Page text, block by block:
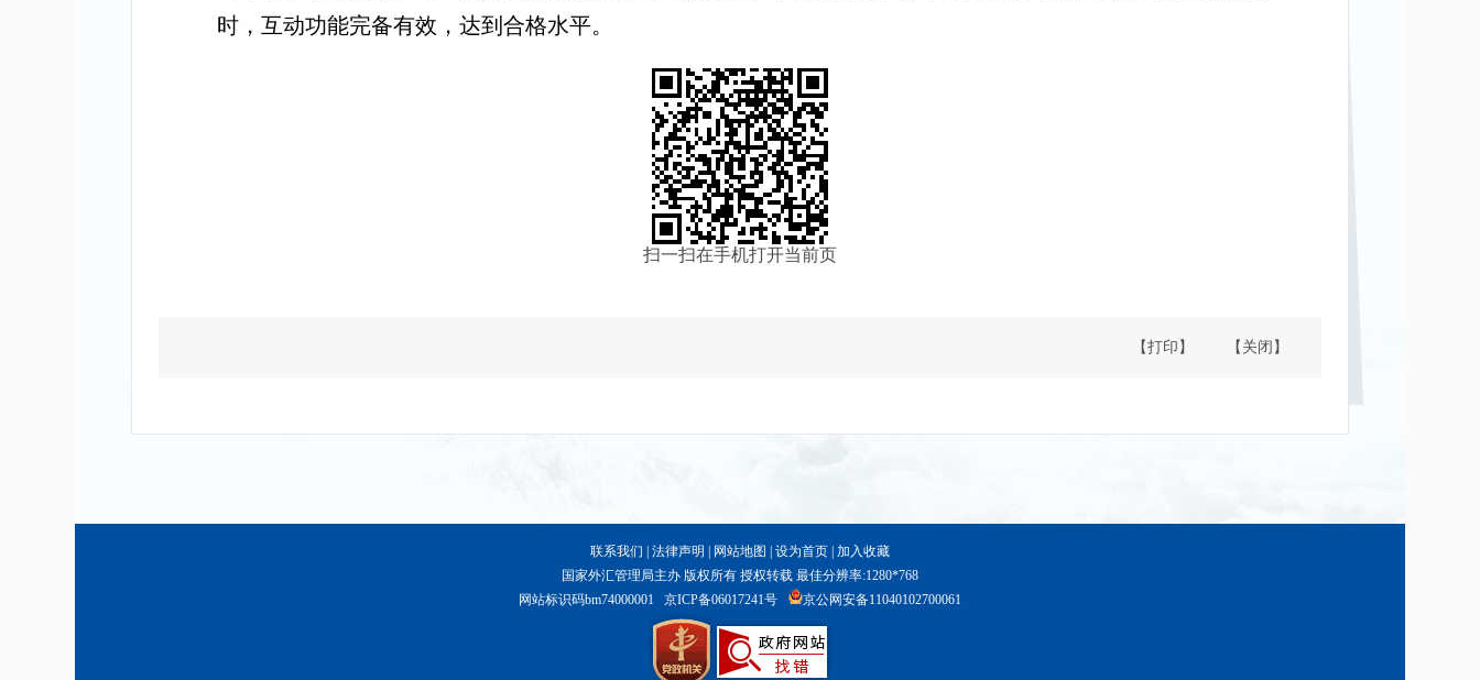
时，互动功能完备有效，达到合格水平。
扫一扫在手机打开当前页
【打印】 【关闭】
联系我们 法律声明 网站地图 设为首页 加入收藏
国家外汇管理局主办 版权所有 授权转载 最佳分辨率:1280*768
网站标识码bm74000001 京ICP备06017241号 京公网安备11040102700061